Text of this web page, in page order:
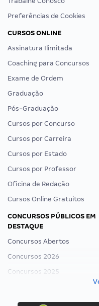
Preferências de Cookies
CURSOS ONLINE
Assinatura Ilimitada
Coaching para Concursos
Exame de Ordem
Graduação
Pós-Graduação
Cursos por Concurso
Cursos por Carreira
Cursos por Estado
Cursos por Professor
Oficina de Redação
Cursos Online Gratuitos
CONCURSOS PÚBLICOS EM
DESTAQUE
Concursos Abertos
Concursos 2026
Concursos 2025
Concurso Nacional
Concurso Ibama